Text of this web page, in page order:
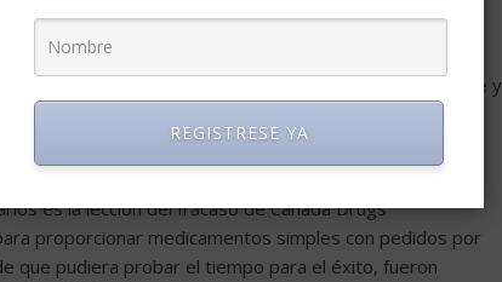
no solo en las tendencias actuales. Además, adaptarse y
empresas digitales.
es la lección del fracaso de Canada Drugs
proporcionar medicamentos simples con pedidos por
que pudiera probar el tiempo para el éxito, fueron
REGISTRESE YA